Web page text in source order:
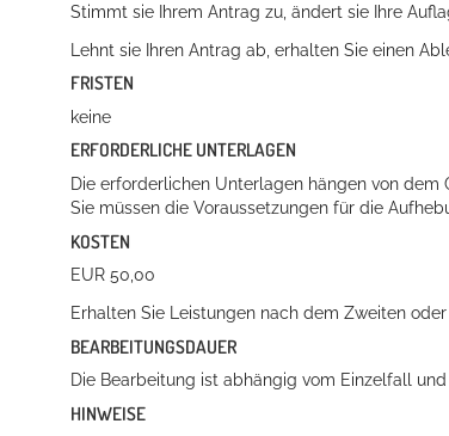
Stimmt sie Ihrem Antrag zu, ändert sie Ihre
Lehnt sie Ihren Antrag ab, erhalten Sie einen
FRISTEN
keine
ERFORDERLICHE UNTERLAGEN
Die erforderlichen Unterlagen hängen von dem
Sie müssen die Voraussetzungen für die
KOSTEN
EUR 50,00
Erhalten Sie Leistungen nach dem Zweiten
BEARBEITUNGSDAUER
Die Bearbeitung ist abhängig vom Einzelfall
HINWEISE